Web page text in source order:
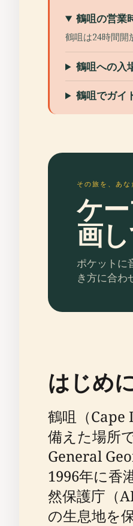
鶴咀の営業
鶴咀は24時間開
鶴咀への入
鶴咀でガイ
その旅を、あな
ケ
画
ポケットに
き方に合わ
はじめ
鶴咀（Cape
備えた場所
General
1996年に香
然保護庁（
の生息地を